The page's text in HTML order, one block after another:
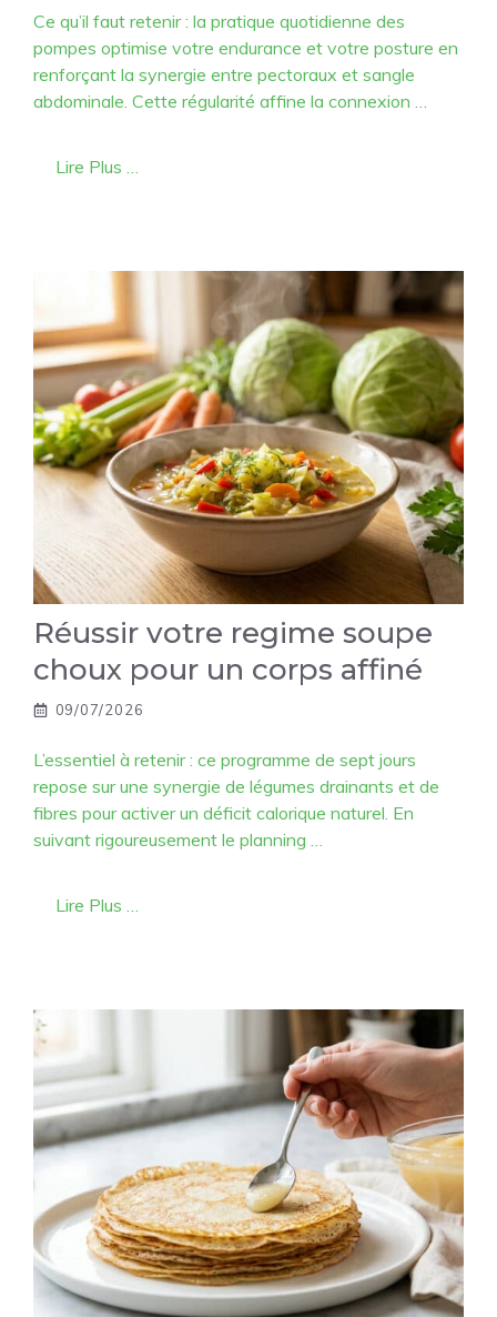
Ce qu’il faut retenir : la pratique quotidienne des
pompes optimise votre endurance et votre posture en
renforçant la synergie entre pectoraux et sangle
abdominale. Cette régularité affine la connexion …
Lire Plus …
Réussir votre regime soupe
choux pour un corps affiné
09/07/2026
L’essentiel à retenir : ce programme de sept jours
repose sur une synergie de légumes drainants et de
fibres pour activer un déficit calorique naturel. En
suivant rigoureusement le planning …
Lire Plus …